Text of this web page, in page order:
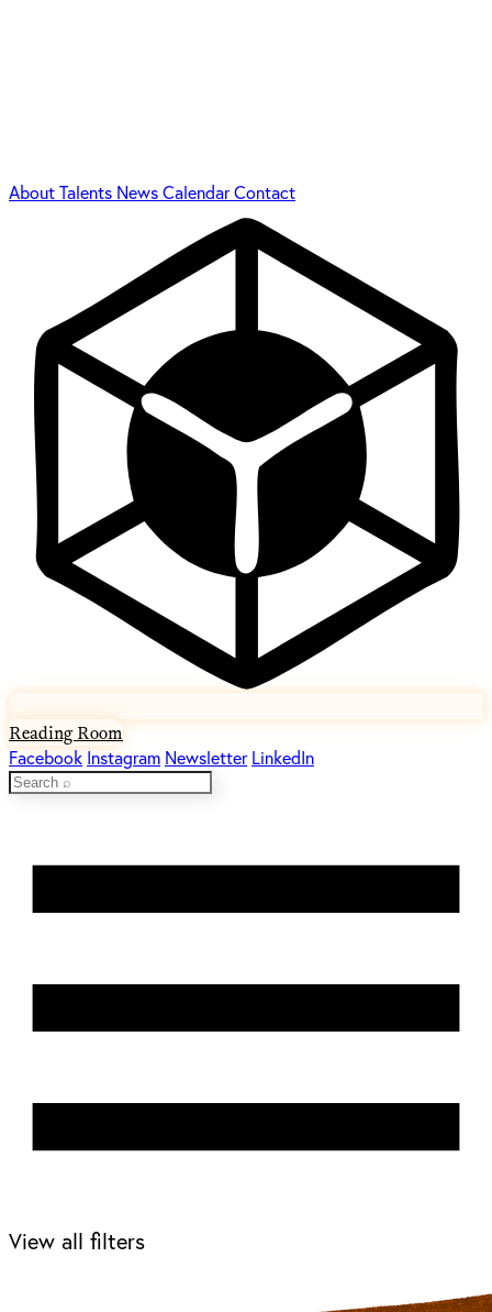
AboutTalents NewsCalendarContact
Reading Room
Facebook Instagram Newsletter LinkedIn
View all filters